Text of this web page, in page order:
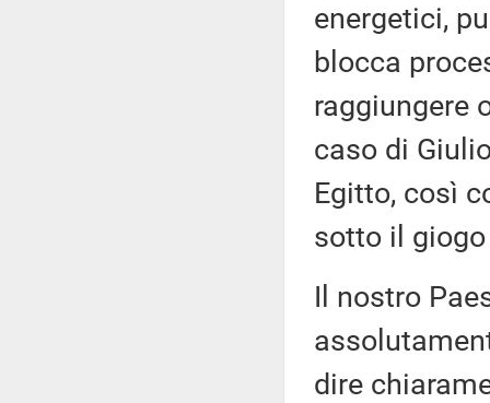
energetici,
blocca
raggiungere
caso di
Egitto, così
sotto il
Il nostro
dire